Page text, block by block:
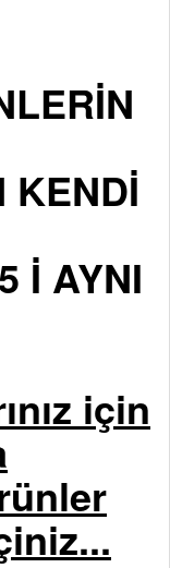
KENDİ
İ AYNI
için